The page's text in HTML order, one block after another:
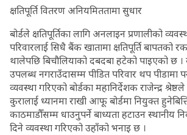
क्षतिपूर्ति वितरण अनियमिततामा सुधार
बोर्डले क्षतिपूर्तिका लागि अनलाइन प्रणालीको
परिवारलाई सिधै बैंक खातामा क्षतिपूर्ति बापतको
थालेपछि बिचौलियाको दबदबा हटेको पाइएको छ
उपलब्ध नगराउँदासम्म पीडित परिवार थप पीडामा
व्यवस्था गरिएको बोर्डका महानिर्देशक राजेन्द्र
कुरालाई ध्यानमा राखी आफू बोर्डमा नियुक्त
काठमाडौँसम्म धाउनुपर्ने बाध्यता हटाउन स्थानीय
दिने व्यवस्था गरिएको उहाँको भनाइ छ ।